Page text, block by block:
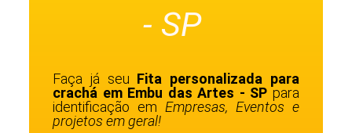
- SP
Faça já seu Fita personalizada para
crachá em Embu das Artes - SP para
identificação em Empresas, Eventos e
projetos em geral!